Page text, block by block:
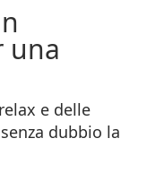
una
e delle
dubbio la